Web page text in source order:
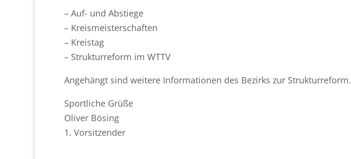
– Auf- und Abstiege
– Kreismeisterschaften
– Kreistag
– Strukturreform im WTTV
Angehängt sind weitere Informationen des Bezirks zur Strukturreform.
Sportliche Grüße
Oliver Bösing
1. Vorsitzender